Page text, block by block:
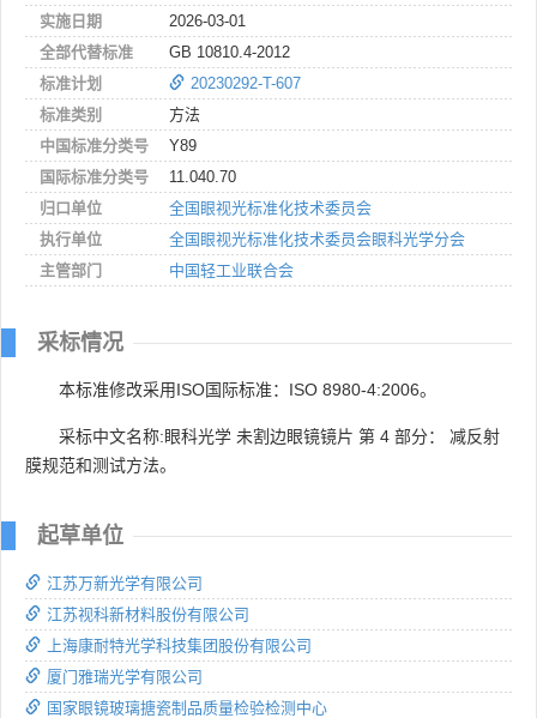
实施日期
2026-03-01
全部代替标准
GB 10810.4-2012
标准计划
20230292-T-607
标准类别
方法
中国标准分类号
Y89
国际标准分类号
11.040.70
归口单位
全国眼视光标准化技术委员会
执行单位
全国眼视光标准化技术委员会眼科光学分会
主管部门
中国轻工业联合会
采标情况
本标准修改采用ISO国际标准：ISO 8980-4:2006。
采标中文名称:眼科光学 未割边眼镜镜片 第 4 部分： 减反射
膜规范和测试方法。
起草单位
江苏万新光学有限公司
江苏视科新材料股份有限公司
上海康耐特光学科技集团股份有限公司
厦门雅瑞光学有限公司
国家眼镜玻璃搪瓷制品质量检验检测中心